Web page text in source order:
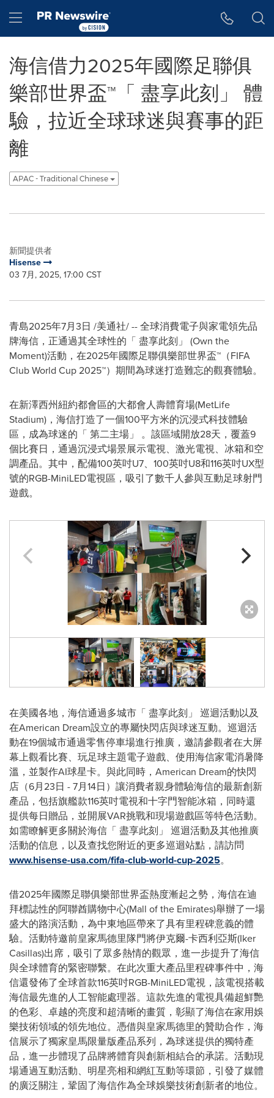
Hamburger menu
海信借力2025年國際足聯俱
樂部世界盃™「 盡享此刻」 體
驗，拉近全球球迷與賽事的距
離
APAC - Traditional Chinese
新聞提供者
Hisense
03 7月, 2025, 17:00 CST
青島2025年7月3日 /美通社/ -- 全球消費電子與家電領先品
牌海信，正通過其全球性的 「 盡享此刻 」 (Own the
Moment)活動，在2025年國際足聯俱樂部世界盃™（FIFA
Club World Cup 2025™）期間為球迷打造難忘的觀賽體驗。
在新澤西州紐約都會區的大都會人壽體育場(MetLife
Stadium)，海信打造了一個100平方米的沉浸式科技體驗
區，成為球迷的 「 第二主場 」
。該區域開放28天，覆蓋9
個比賽日，通過沉浸式場景展示電視、激光電視、冰箱和空
調產品。其中，配備100英吋U7、100英吋U8和116英吋UX型
號的RGB-MiniLED電視區，吸引了數千人參與互動足球射門
遊戲。
在美國各地，海信通過多城市 「 盡享此刻 」 巡迴活動以及
在American Dream設立的專屬快閃店與球迷互動。巡迴活
動在19個城市通過零售停車場進行推廣，邀請參觀者在大屏
幕上觀看比賽、玩足球主題電子遊戲、使用海信家電消暑降
溫，並製作AI球星卡。與此同時，American Dream的快閃
店（6月23日 - 7月14日）讓消費者親身體驗海信的最新創新
產品，包括旗艦款116英吋電視和十字門智能冰箱，同時還
提供每日贈品，並開展VAR挑戰和現場遊戲區等特色活動。
如需瞭解更多關於海信 「 盡享此刻 」 巡迴活動及其他推廣
活動的信息，以及查找您附近的更多巡迴站點，請訪問
www.hisense-usa.com/fifa-club-world-cup-2025。
借2025年國際足聯俱樂部世界盃熱度漸起之勢，海信在迪
拜標誌性的阿聯酋購物中心(Mall of the Emirates)舉辦了一場
盛大的路演活動，為中東地區帶來了具有里程碑意義的體
驗。活動特邀前皇家馬德里隊門將伊克爾-卡西利亞斯(Iker
Casillas)出席，吸引了眾多熱情的觀眾，進一步提升了海信
與全球體育的緊密聯繫。在此次重大產品里程碑事件中，海
信還發佈了全球首款116英吋RGB-MiniLED電視，該電視搭載
海信最先進的人工智能處理器。這款先進的電視具備超鮮艷
的色彩、卓越的亮度和超清晰的畫質，彰顯了海信在家用娛
樂技術領域的領先地位。憑借與皇家馬德里的贊助合作，海
信展示了獨家皇馬限量版產品系列，為球迷提供的獨特產
品，進一步體現了品牌將體育與創新相結合的承諾。活動現
場通過互動活動、明星亮相和網紅互動等環節，引發了媒體
的廣泛關注，鞏固了海信作為全球娛樂技術創新者的地位。